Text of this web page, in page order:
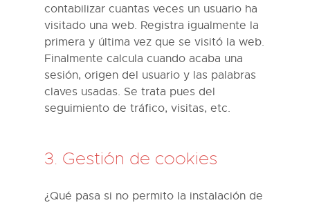
contabilizar cuantas veces un usuario ha
visitado una web. Registra igualmente la
primera y última vez que se visitó la web.
Finalmente calcula cuando acaba una
sesión, origen del usuario y las palabras
claves usadas. Se trata pues del
seguimiento de tráfico, visitas, etc.
3. Gestión de cookies
¿Qué pasa si no permito la instalación de